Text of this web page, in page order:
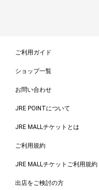
ご利用ガイド
ショップ一覧
お問い合わせ
JRE POINTについて
JRE MALLチケットとは
ご利用規約
JRE MALLチケットご利用規約
出店をご検討の方